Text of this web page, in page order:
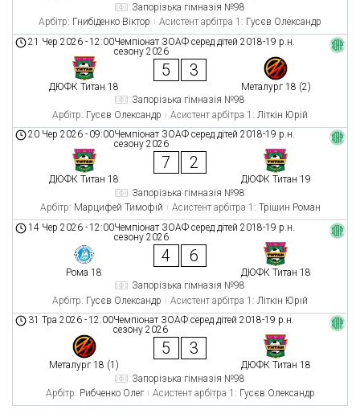
Запорізька гімназія №98
Арбітр: Гнибіденко Віктор Асистент арбітра 1: Гусєв Олександр
Чемпіонат ЗОАФ серед дітей 2018-19 р.н.
сезону 2026
21 Чер 2026 -12:00
ДЮФК Титан 18
5 3
Металург 18 (2)
Запорізька гімназія №98
Арбітр: Гусєв Олександр Асистент арбітра 1: Літкін Юрій
Чемпіонат ЗОАФ серед дітей 2018-19 р.н.
сезону 2026
20 Чер 2026 - 09:00
ДЮФК Титан 18
7 2
ДЮФК Титан 19
Запорізька гімназія №98
Арбітр: Марцифей Тимофій Асистент арбітра 1: Трішин Роман
Чемпіонат ЗОАФ серед дітей 2018-19 р.н.
сезону 2026
14 Чер 2026 -12:00
Рома 18
4 6
ДЮФК Титан 18
Запорізька гімназія №98
Арбітр: Гусєв Олександр Асистент арбітра 1: Літкін Юрій
Чемпіонат ЗОАФ серед дітей 2018-19 р.н.
сезону 2026
31 Тра 2026 -12:00
Металург 18 (1)
5 3
ДЮФК Титан 18
Запорізька гімназія №98
Арбітр: Рибченко Олег Асистент арбітра 1: Гусєв Олександр